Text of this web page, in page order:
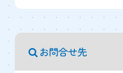
お問合せ先